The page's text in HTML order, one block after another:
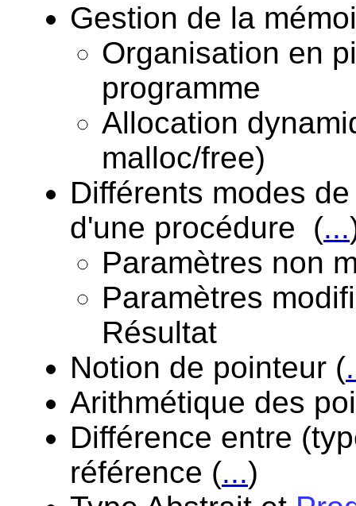
Gestion de la
Organisation en
programme
Allocation
malloc/free)
Différents modes
d'une procédure (...
Paramètres non
Paramètres
Résultat
Notion de pointeur (
Arithmétique des
Différence entre
référence (...)